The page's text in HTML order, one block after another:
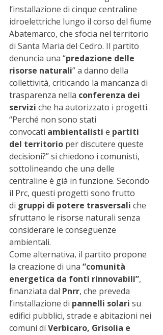
l’installazione di cinque centraline
idroelettriche lungo il corso del fiume
Abatemarco, che sfocia nel territorio
di Santa Maria del Cedro. Il partito
denuncia una “predazione delle
risorse naturali” a danno della
collettività, criticando la mancanza di
trasparenza nella conferenza dei
servizi che ha autorizzato i progetti.
“Perché non sono stati
convocati ambientalisti e partiti
del territorio per discutere queste
decisioni?” si chiedono i comunisti,
sottolineando che una delle
centraline è già in funzione. Secondo
il Prc, questi progetti sono frutto
di gruppi di potere trasversali che
sfruttano le risorse naturali senza
considerare le conseguenze
ambientali.
Come alternativa, il partito propone
la creazione di una “comunità
energetica da fonti rinnovabili”,
finanziata dal Pnrr, che preveda
l’installazione di pannelli solari su
edifici pubblici, strade e abitazioni nei
comuni di Verbicaro, Grisolia e